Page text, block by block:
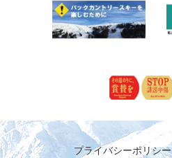
プライバシーポリシー